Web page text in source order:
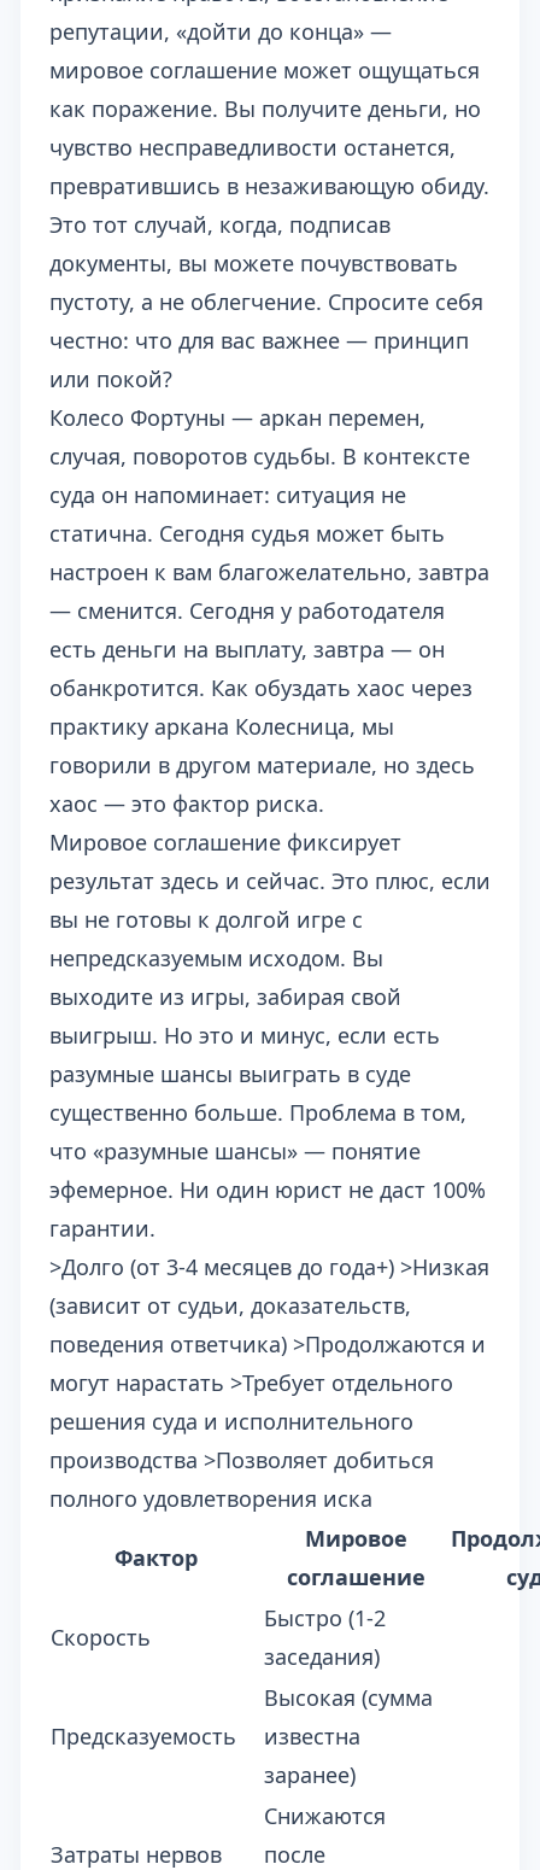
репутации, «дойти до конца» —
мировое соглашение может ощущаться
как поражение. Вы получите деньги, но
чувство несправедливости останется,
превратившись в незаживающую обиду.
Это тот случай, когда, подписав
документы, вы можете почувствовать
пустоту, а не облегчение. Спросите себя
честно: что для вас важнее — принцип
или покой?
Колесо Фортуны — аркан перемен,
случая, поворотов судьбы. В контексте
суда он напоминает: ситуация не
статична. Сегодня судья может быть
настроен к вам благожелательно, завтра
— сменится. Сегодня у работодателя
есть деньги на выплату, завтра — он
обанкротится. Как обуздать хаос через
практику аркана Колесница, мы
говорили в другом материале, но здесь
хаос — это фактор риска.
Мировое соглашение фиксирует
результат здесь и сейчас. Это плюс, если
вы не готовы к долгой игре с
непредсказуемым исходом. Вы
выходите из игры, забирая свой
выигрыш. Но это и минус, если есть
разумные шансы выиграть в суде
существенно больше. Проблема в том,
что «разумные шансы» — понятие
эфемерное. Ни один юрист не даст 100%
гарантии.
>Долго (от 3-4 месяцев до года+) >Низкая
(зависит от судьи, доказательств,
поведения ответчика) >Продолжаются и
могут нарастать >Требует отдельного
решения суда и исполнительного
производства >Позволяет добиться
полного удовлетворения иска
Фактор
Мировое
соглашение
Скорость
Быстро (1-2
заседания)
Предсказуемость
Высокая (сумма
известна
заранее)
Затраты нервов
Снижаются
после